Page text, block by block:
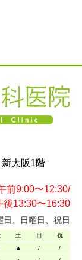
大阪1階
前9:00〜12:30/
後13:30〜16:30
日、日曜日、祝日
土 日
祝
▲ /
/